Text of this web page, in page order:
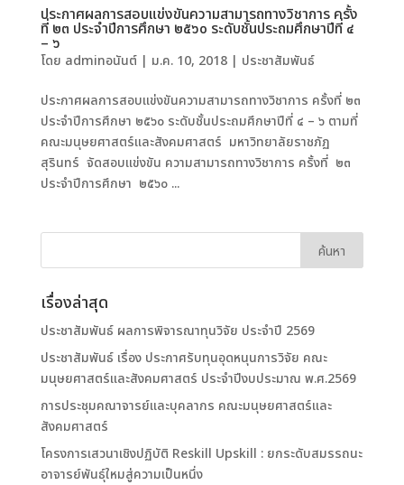
ประกาศผลการสอบแข่งขันความสามารถทางวิชาการ ครั้ง
ที่ ๒๓ ประจำปีการศึกษา ๒๕๖๐ ระดับชั้นประถมศึกษาปีที่ ๔
– ๖
โดย adminอนันต์| ม.ค. 10, 2018| ประชาสัมพันธ์
ประกาศผลการสอบแข่งขันความสามารถทางวิชาการ ครั้งที่ ๒๓
ประจำปีการศึกษา ๒๕๖๐ ระดับชั้นประถมศึกษาปีที่ ๔ – ๖ ตามที่
คณะมนุษยศาสตร์และสังคมศาสตร์ มหาวิทยาลัยราชภัฏ
สุรินทร์ จัดสอบแข่งขัน ความสามารถทางวิชาการ ครั้งที่ ๒๓
ประจำปีการศึกษา ๒๕๖๐ ...
เรื่องล่าสุด
ประชาสัมพันธ์ ผลการพิจารณาทุนวิจัย ประจำปี 2569
ประชาสัมพันธ์ เรื่อง ประกาศรับทุนอุดหนุนการวิจัย คณะ
มนุษยศาสตร์และสังคมศาสตร์ ประจำปีงบประมาณ พ.ศ.2569
การประชุมคณาจารย์และบุคลากร คณะมนุษยศาสตร์และ
สังคมศาสตร์
โครงการเสวนาเชิงปฏิบัติ Reskill Upskill : ยกระดับสมรรถนะ
อาจารย์พันธุ์ใหมสู่ความเป็นหนึ่ง